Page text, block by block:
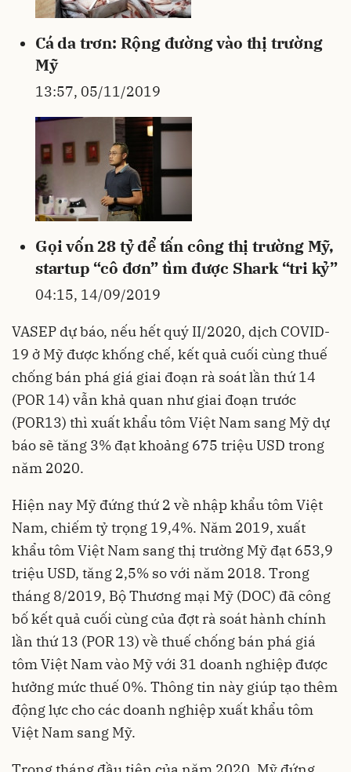
Cá da trơn: Rộng đường vào thị trường
Mỹ
13:57, 05/11/2019
Gọi vốn 28 tỷ để tấn công thị trường Mỹ,
startup “cô đơn” tìm được Shark “tri kỷ”
04:15, 14/09/2019
VASEP dự báo, nếu hết quý II/2020, dịch COVID-
19 ở Mỹ được khống chế, kết quả cuối cùng thuế
chống bán phá giá giai đoạn rà soát lần thứ 14
(POR 14) vẫn khả quan như giai đoạn trước
(POR13) thì xuất khẩu tôm Việt Nam sang Mỹ dự
báo sẽ tăng 3% đạt khoảng 675 triệu USD trong
năm 2020.
Hiện nay Mỹ đứng thứ 2 về nhập khẩu tôm Việt
Nam, chiếm tỷ trọng 19,4%. Năm 2019, xuất
khẩu tôm Việt Nam sang thị trường Mỹ đạt 653,9
triệu USD, tăng 2,5% so với năm 2018. Trong
tháng 8/2019, Bộ Thương mại Mỹ (DOC) đã công
bố kết quả cuối cùng của đợt rà soát hành chính
lần thứ 13 (POR 13) về thuế chống bán phá giá
tôm Việt Nam vào Mỹ với 31 doanh nghiệp được
hưởng mức thuế 0%. Thông tin này giúp tạo thêm
động lực cho các doanh nghiệp xuất khẩu tôm
Việt Nam sang Mỹ.